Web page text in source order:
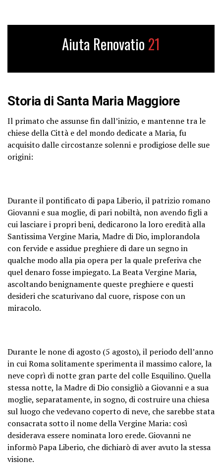
Aiuta Renovatio 21
Storia di Santa Maria Maggiore
Il primato che assunse fin dall’inizio, e mantenne tra le
chiese della Città e del mondo dedicate a Maria, fu
acquisito dalle circostanze solenni e prodigiose delle sue
origini:
Durante il pontificato di papa Liberio, il patrizio romano
Giovanni e sua moglie, di pari nobiltà, non avendo figli a
cui lasciare i propri beni, dedicarono la loro eredità alla
Santissima Vergine Maria, Madre di Dio, implorandola
con fervide e assidue preghiere di dare un segno in
qualche modo alla pia opera per la quale preferiva che
quel denaro fosse impiegato. La Beata Vergine Maria,
ascoltando benignamente queste preghiere e questi
desideri che scaturivano dal cuore, rispose con un
miracolo.
Durante le none di agosto (5 agosto), il periodo dell’anno
in cui Roma solitamente sperimenta il massimo calore, la
neve coprì di notte gran parte del colle Esquilino. Quella
stessa notte, la Madre di Dio consigliò a Giovanni e a sua
moglie, separatamente, in sogno, di costruire una chiesa
sul luogo che vedevano coperto di neve, che sarebbe stata
consacrata sotto il nome della Vergine Maria: così
desiderava essere nominata loro erede. Giovanni ne
informò Papa Liberio, che dichiarò di aver avuto la stessa
visione.